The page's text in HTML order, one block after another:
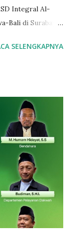
Integral Al-
Bali di Surabaya.
(Inggris dan Arab).
hasil,
25 medali
: bidang
(Kelas 1),
2), Aqila Zahra
bidang
Gavin Arsenia
(Kelas 4),
SELENGKAPNYA